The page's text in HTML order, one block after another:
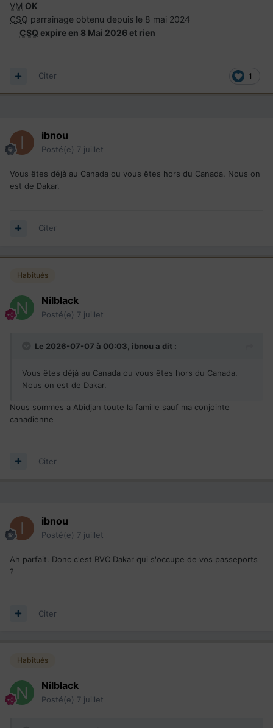
VM OK
CSQ parrainage obtenu depuis le 8 mai 2024
CSQ expire en 8 Mai 2026 et rien
1
Citer
ibnou
Posté(e) 7 juillet
Vous êtes déjà au Canada ou vous êtes hors du Canada. Nous on
est de Dakar.
Citer
Habitués
Nilblack
Posté(e) 7 juillet
Le 2026-07-07 à 00:03, ibnou a dit :
Vous êtes déjà au Canada ou vous êtes hors du Canada.
Nous on est de Dakar.
Nous sommes a Abidjan toute la famille sauf ma conjointe
canadienne
Citer
ibnou
Posté(e) 7 juillet
Ah parfait. Donc c'est BVC Dakar qui s'occupe de vos passeports
?
Citer
Habitués
Nilblack
Posté(e) 7 juillet